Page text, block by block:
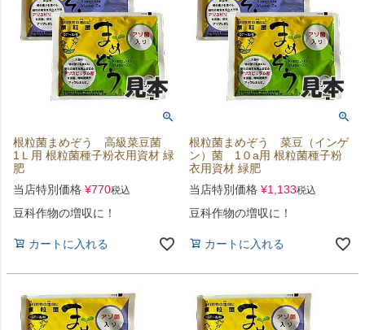
根粒菌まめぞう 高級菜豆菌
1Ｌ用 根粒菌種子粉衣用資材 緑
肥
当店特別価格 ¥770税込
豆科作物の増収に！
カートに入れる
根粒菌まめぞう 菜豆（インゲ
ン）菌 1０a用 根粒菌種子粉
衣用資材 緑肥
当店特別価格 ¥1,133税込
豆科作物の増収に！
カートに入れる